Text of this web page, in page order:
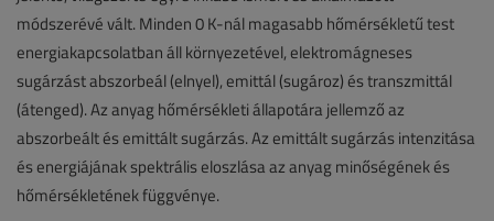
módszerévé vált. Minden 0 K-nál magasabb hőmérsékletű test
energiakapcsolatban áll környezetével, elektromágneses
sugárzást abszorbeál (elnyel), emittál (sugároz) és transzmittál
(átenged). Az anyag hőmérsékleti állapotára jellemző az
abszorbeált és emittált sugárzás. Az emittált sugárzás intenzitása
és energiájának spektrális eloszlása az anyag minőségének és
hőmérsékletének függvénye.